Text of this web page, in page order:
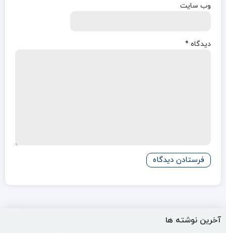
وب‌ سایت
دیدگاه *
آخرین نوشته ها